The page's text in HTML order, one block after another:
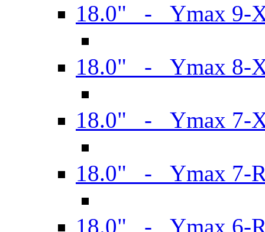
18.0" - Ymax 9-
18.0" - Ymax 8-
18.0" - Ymax 7-
18.0" - Ymax 7-
18.0" - Ymax 6-